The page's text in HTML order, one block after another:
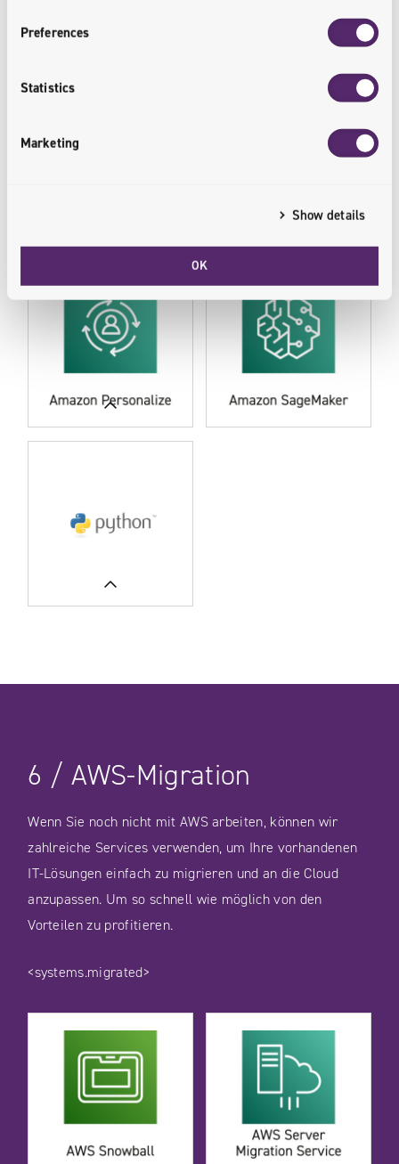
Preferences
Statistics
Marketing
Show details
OK
6 / AWS-Migration
Wenn Sie noch nicht mit AWS arbeiten, können wir
zahlreiche Services verwenden, um Ihre vorhandenen
IT-Lösungen einfach zu migrieren und an die Cloud
anzupassen. Um so schnell wie möglich von den
Vorteilen zu profitieren.
<systems.migrated>